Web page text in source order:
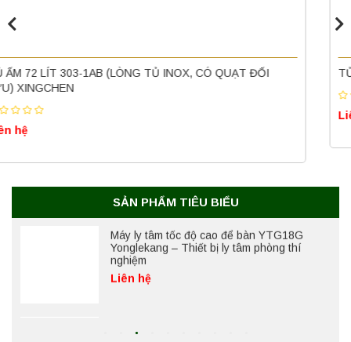
TỦ VI KHÍ HẬU – TỦ MÔI TRƯỜNG 450 LÍT
Liên hệ
SẢN PHẨM TIÊU BIỂU
Nồi hấp chân không BKQ-B50V BIOBASE
(50 Lít) – Giải pháp tiệt trùng hiệu quả
Yonglekang – Thiết bị ly tâm phòng thí
Liên hệ
Máy ly tâm tốc độ thấp để bàn YKL04A
Yonglekang – Máy ly tâm phòng thí nghiệm
Liên hệ
Máy ly tâm tốc độ thấp để bàn YKL02A